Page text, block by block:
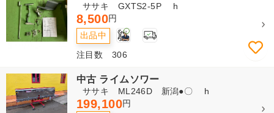
ササキ GXTS2-5P h
8,500円
出品中 2
注目数 306
中古 ライムソワー
ササキ ML246D 新潟●〇 h
199,100円